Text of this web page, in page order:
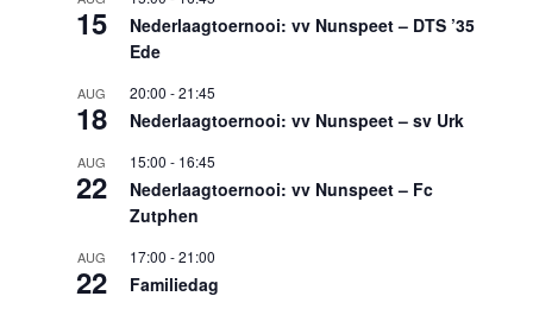
15
Nederlaagtoernooi: vv Nunspeet – DTS ’35
Ede
AUG
18
20:00 -21:45
Nederlaagtoernooi: vv Nunspeet – sv Urk
AUG
22
15:00 - 16:45
Nederlaagtoernooi: vv Nunspeet – Fc
Zutphen
AUG
22
17:00 -21:00
Familiedag